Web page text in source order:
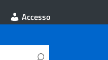
Accesso